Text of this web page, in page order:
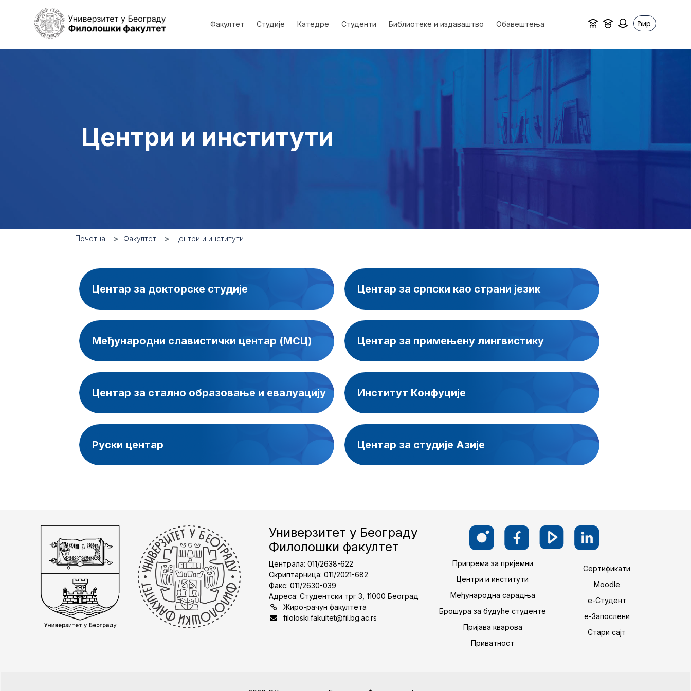
Факултет Студије Катедре Студенти Библиотеке и издаваштво Обавештења ћир
Центри и институти
Почетна Факултет Центри и институти
Центар за докторске студије Центар за српски као страни језик
Међународни славистички центар (МСЦ) Центар за примењену лингвистику
Центар за стално образовање и евалуацију Институт Конфуције
Руски центар Центар за студије Азије
Универзитет у Београду
Филолошки факултет
Централа: 011/2638-622
Скриптарница: 011/2021-682
Факс: 011/2630-039
Адреса: Студентски трг 3, 11000 Београд
Жиро-рачун факултета
filoloski.fakultet@fil.bg.ac.rs
Припрема за пријемни
Центри и институти
Међународна сарадња
Брошура за будуће студенте
Пријава кварова
Приватност
Сертификати
Moodle
е-Студент
е-Запослени
Стари сајт